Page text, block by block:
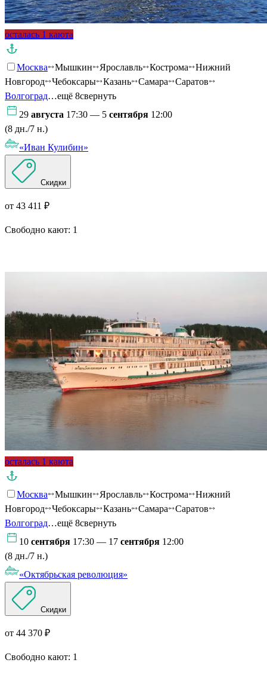
осталась 1 каюта
Москва Мышкин Ярославль Кострома
Нижний
Новгород
Чебоксары Казань Самара
Саратов
Волгоград…ещё 8свернуть
29 августа 17:30 — 5 сентября 12:00
(8 дн./7 н.)
«Иван Кулибин»
Скидки
от 43 411 ₽
Свободно кают: 1
осталась 1 каюта
Москва Мышкин Ярославль Кострома
Нижний
Новгород
Чебоксары Казань Самара
Саратов
Волгоград…ещё 8свернуть
10 сентября 17:30 — 17 сентября 12:00
(8 дн./7 н.)
«Октябрьская революция»
Скидки
от 44 370 ₽
Свободно кают: 1